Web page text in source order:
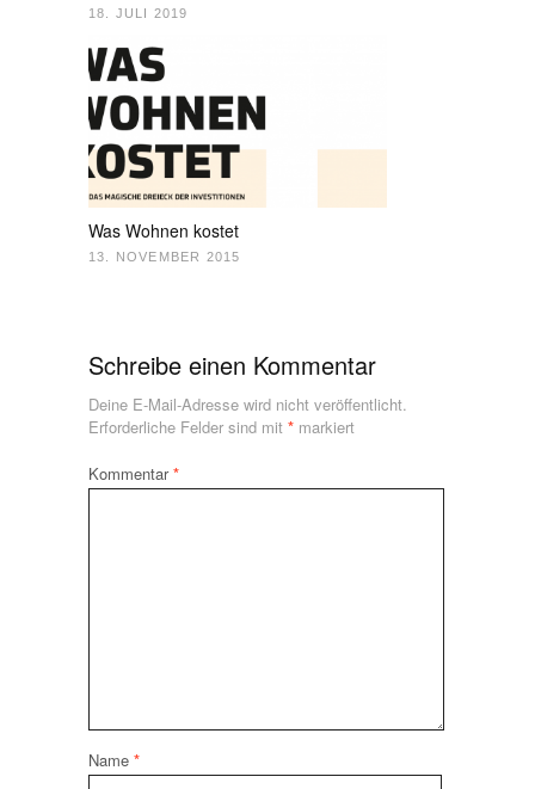
18. JULI 2019
Was Wohnen kostet
13. NOVEMBER 2015
Schreibe einen Kommentar
Deine E-Mail-Adresse wird nicht veröffentlicht.
Erforderliche Felder sind mit * markiert
Kommentar*
Name *